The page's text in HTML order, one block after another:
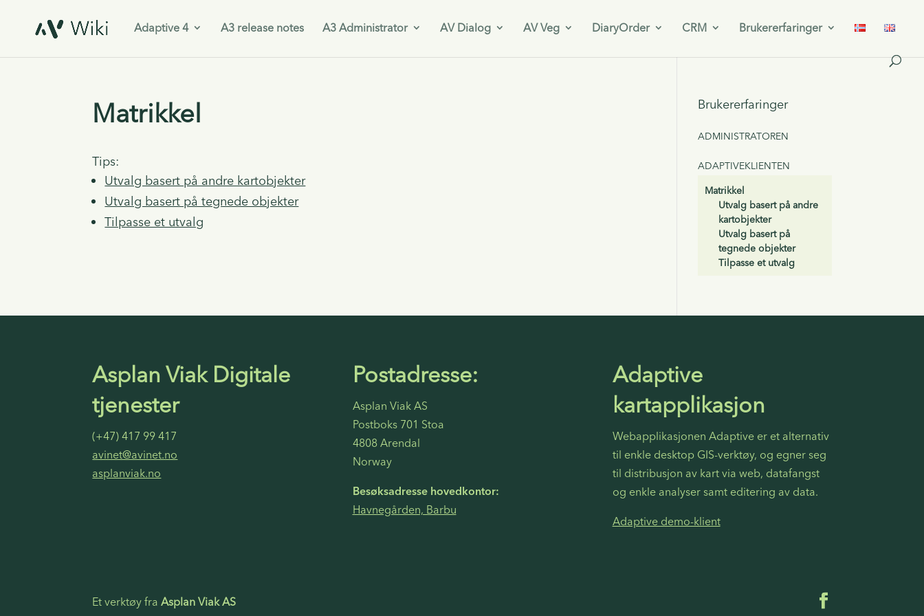
Adaptive 4 A3 release notes A3 Administrator AV Dialog AV Veg DiaryOrder CRM Brukererfaringer
Matrikkel
Tips:
Utvalg basert på andre kartobjekter
Utvalg basert på tegnede objekter
Tilpasse et utvalg
Brukererfaringer
ADMINISTRATOREN
ADAPTIVEKLIENTEN
Matrikkel
Utvalg basert på andre
kartobjekter
Utvalg basert på
tegnede objekter
Tilpasse et utvalg
Asplan Viak Digitale
tjenester
(+47) 417 99 417
avinet@avinet.no
asplanviak.no
Postadresse:
Asplan Viak AS
Postboks 701 Stoa
4808 Arendal
Norway
Besøksadresse hovedkontor:
Havnegården, Barbu
Adaptive
kartapplikasjon
Webapplikasjonen Adaptive er et alternativ
til enkle desktop GIS-verktøy, og egner seg
til distribusjon av kart via web, datafangst
og enkle analyser samt editering av data.
Adaptive demo-klient
Et verktøy fraAsplan Viak AS